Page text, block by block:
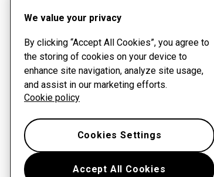
We value your privacy
By clicking “Accept All Cookies”, you agree to
the storing of cookies on your device to
enhance site navigation, analyze site usage,
and assist in our marketing efforts.
Cookie policy
Accept All Cookies
Cookies Settings